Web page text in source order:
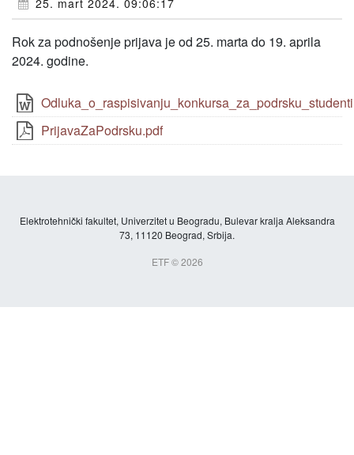
25. mart 2024. 09:06:17
Rok za podnošenje prijava je od 25. marta do 19. aprila
2024. godine.
PrijavaZaPodrsku.pdf
Elektrotehnički fakultet, Univerzitet u Beogradu, Bulevar kralja Aleksandra
73, 11120 Beograd, Srbija.
ETF © 2026